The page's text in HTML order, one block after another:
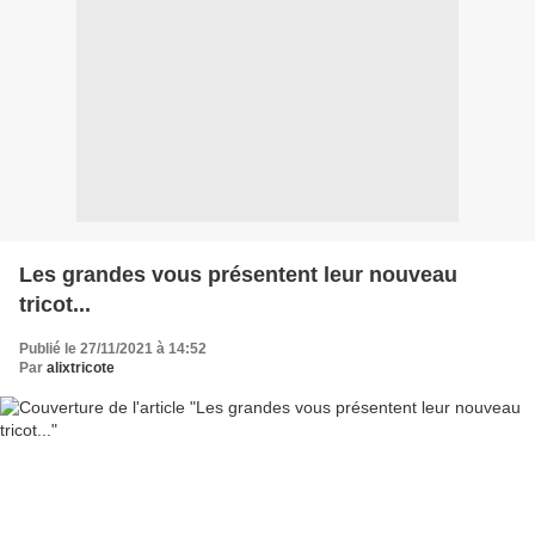
Les grandes vous présentent leur nouveau
tricot...
Publié le 27/11/2021 à 14:52
Par alixtricote